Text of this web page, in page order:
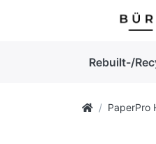
Rebuilt-/
PaperPro